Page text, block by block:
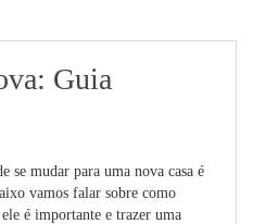
Guia
se mudar para uma nova casa é
vamos falar sobre como
é importante e trazer uma